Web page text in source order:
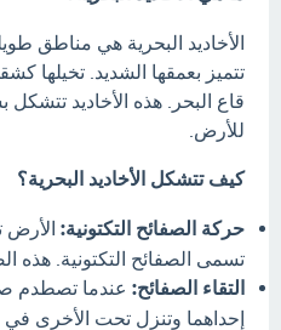
الأخاديد البحرية هي مناطق
تتميز بعمقها الشديد. تخيلها
قاع البحر. هذه الأخاديد
للأرض.
كيف تتشكل الأخاديد البحرية؟
حركة الصفائح التكتونية: الأرض
تسمى الصفائح التكتونية. هذه
التقاء الصفائح: عندما تصطدم
إحداهما وتنزل تحت الأخرى